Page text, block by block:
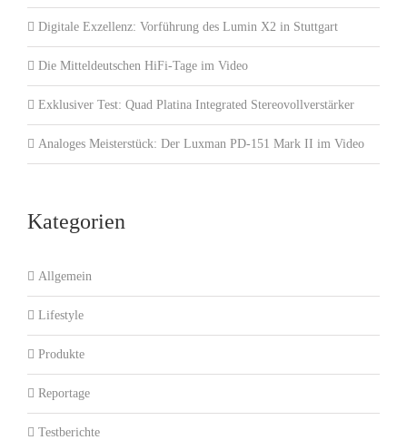
Digitale Exzellenz: Vorführung des Lumin X2 in Stuttgart
Die Mitteldeutschen HiFi-Tage im Video
Exklusiver Test: Quad Platina Integrated Stereovollverstärker
Analoges Meisterstück: Der Luxman PD-151 Mark II im Video
Kategorien
Allgemein
Lifestyle
Produkte
Reportage
Testberichte